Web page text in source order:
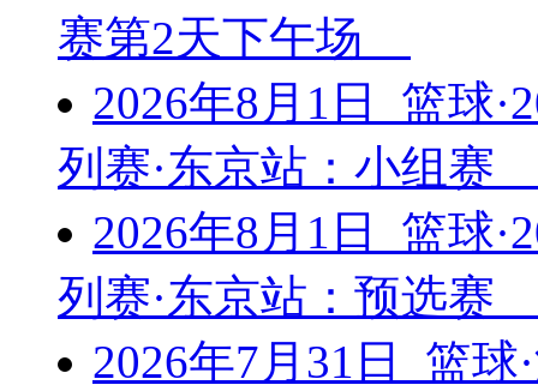
赛第2天下午场
2026年8月1日 篮球
列赛·东京站：小组
2026年8月1日 篮球
列赛·东京站：预选
2026年7月31日 篮